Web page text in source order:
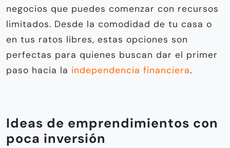
negocios que puedes comenzar con recursos
limitados. Desde la comodidad de tu casa o
en tus ratos libres, estas opciones son
perfectas para quienes buscan dar el primer
paso hacia la independencia financiera.
Ideas de emprendimientos con
poca inversión